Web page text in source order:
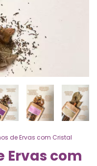
de Ervas com Cristal
Ervas com